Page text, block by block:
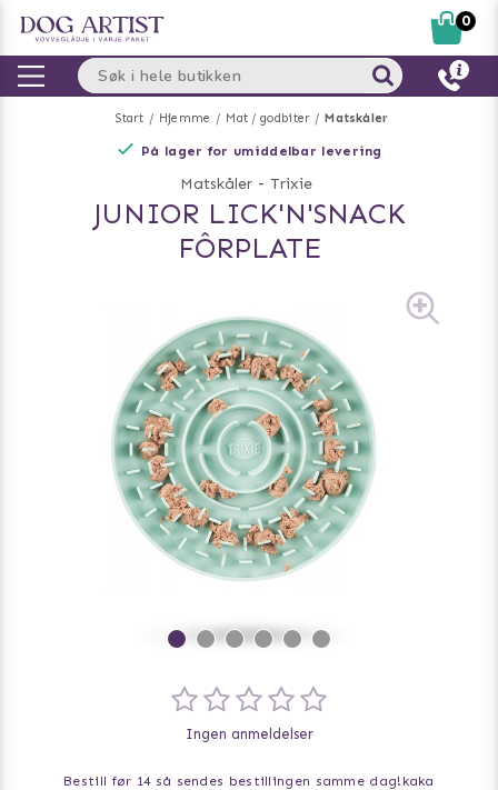
Start Hjemme Mat / godbiter Matskåler
På lager for umiddelbar levering
Matskåler - Trixie
JUNIOR LICK'N'SNACK
FÔRPLATE
Ingen anmeldelser
Bestill før 14 så sendes bestillingen samme dag! kaka
0